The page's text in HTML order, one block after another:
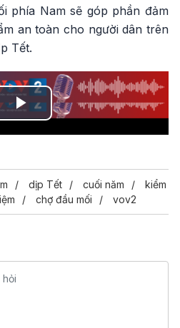
phía Nam sẽ góp phần đảm
an toàn cho người dân trên
Tết.
Play
dịp Tết cuối năm
kiểm
chợ đầu mối vov2